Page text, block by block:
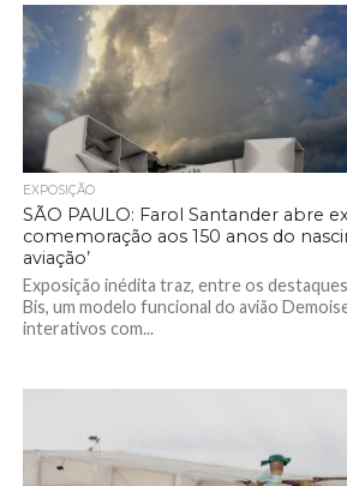
EXPOSIÇÃO
SÃO PAULO: Farol Santander abre
comemoração aos 150 anos do
aviação’
Exposição inédita traz, entre os
Bis, um modelo funcional do avião
interativos com...